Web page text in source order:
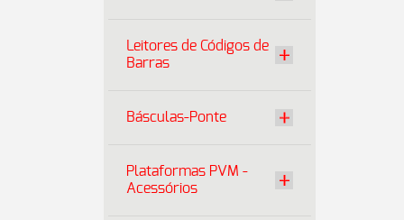
Leitores de Códigos de
Barras
Básculas-Ponte
Plataformas PVM -
Acessórios